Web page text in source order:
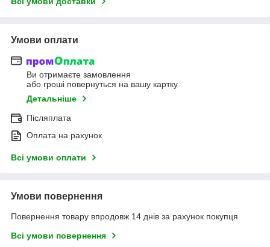
Умови оплати
Ви отримаєте замовлення
або гроші повернуться на вашу картку
Детальніше
Післяплата
Оплата на рахунок
Всі умови оплати
Умови повернення
Повернення товару впродовж 14 днів за рахунок покупця
Всі умови повернення